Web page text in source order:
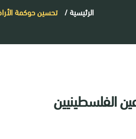
الرئيسية/ تحسين حوكمة
الفلسطينيين